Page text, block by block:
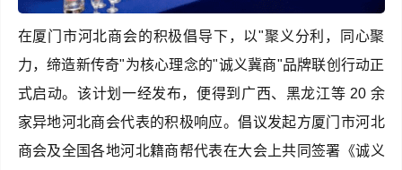
在厦门市河北商会的积极倡导下，以"聚义分利，同心聚
力，缔造新传奇"为核心理念的"诚义冀商"品牌联创行动正
式启动。该计划一经发布，便得到广西、黑龙江等 20 余
家异地河北商会代表的积极响应。倡议发起方厦门市河北
商会及全国各地河北籍商帮代表在大会上共同签署《诚义